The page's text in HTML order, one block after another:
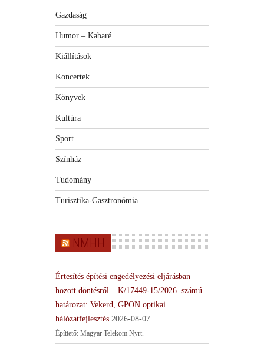
Gazdaság
Humor – Kabaré
Kiállítások
Koncertek
Könyvek
Kultúra
Sport
Színház
Tudomány
Turisztika-Gasztronómia
NMHH
Értesítés építési engedélyezési eljárásban
hozott döntésről – K/17449-15/2026. számú
határozat: Vekerd, GPON optikai
hálózatfejlesztés 2026-08-07
Építtető: Magyar Telekom Nyrt.